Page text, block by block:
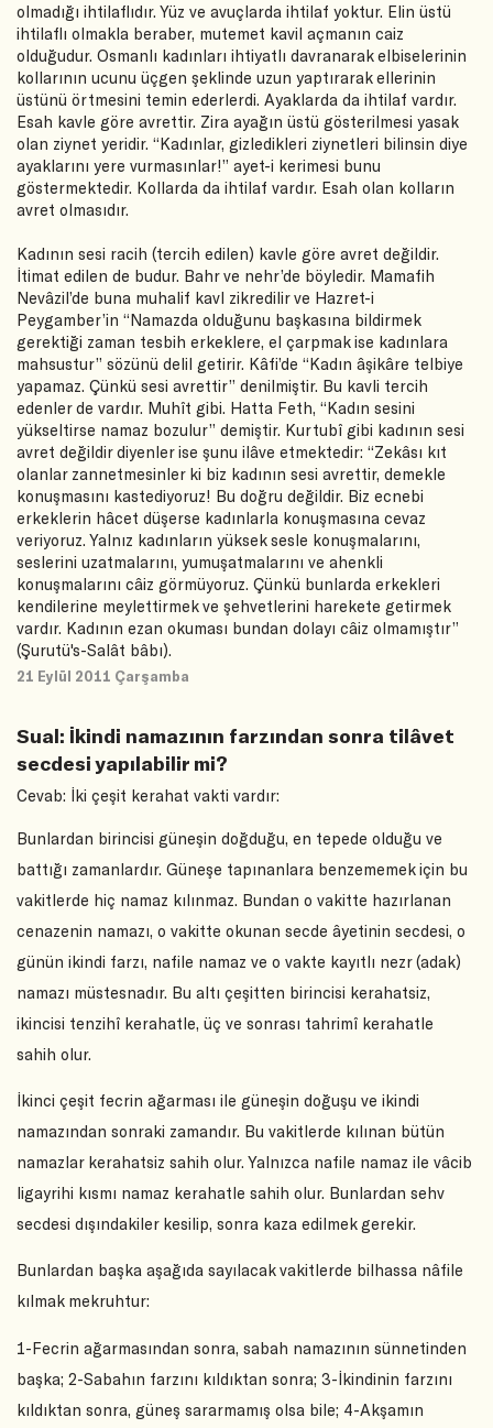
olmadığı ihtilaflıdır. Yüz ve avuçlarda ihtilaf yoktur. Elin üstü
ihtilaflı olmakla beraber, mutemet kavil açmanın caiz
olduğudur. Osmanlı kadınları ihtiyatlı davranarak elbiselerinin
kollarının ucunu üçgen şeklinde uzun yaptırarak ellerinin
üstünü örtmesini temin ederlerdi. Ayaklarda da ihtilaf vardır.
Esah kavle göre avrettir. Zira ayağın üstü gösterilmesi yasak
olan ziynet yeridir. “Kadınlar, gizledikleri ziynetleri bilinsin diye
ayaklarını yere vurmasınlar!” ayet-i kerimesi bunu
göstermektedir. Kollarda da ihtilaf vardır. Esah olan kolların
avret olmasıdır.
Kadının sesi racih (tercih edilen) kavle göre avret değildir.
İtimat edilen de budur. Bahr ve nehr’de böyledir. Mamafih
Nevâzil’de buna muhalif kavl zikredilir ve Hazret-i
Peygamber’in “Namazda olduğunu başkasına bildirmek
gerektiği zaman tesbih erkeklere, el çarpmak ise kadınlara
mahsustur” sözünü delil getirir. Kâfi’de “Kadın âşikâre telbiye
yapamaz. Çünkü sesi avrettir” denilmiştir. Bu kavli tercih
edenler de vardır. Muhît gibi. Hatta Feth, “Kadın sesini
yükseltirse namaz bozulur” demiştir. Kurtubî gibi kadının sesi
avret değildir diyenler ise şunu ilâve etmektedir: “Zekâsı kıt
olanlar zannetmesinler ki biz kadının sesi avrettir, demekle
konuşmasını kastediyoruz! Bu doğru değildir. Biz ecnebi
erkeklerin hâcet düşerse kadınlarla konuşmasına cevaz
veriyoruz. Yalnız kadınların yüksek sesle konuşmalarını,
seslerini uzatmalarını, yumuşatmalarını ve ahenkli
konuşmalarını câiz görmüyoruz. Çünkü bunlarda erkekleri
kendilerine meylettirmek ve şehvetlerini harekete getirmek
vardır. Kadının ezan okuması bundan dolayı câiz olmamıştır”
(Şurutü's-Salât bâbı).
21 Eylül 2011 Çarşamba
Sual: İkindi namazının farzından sonra tilâvet
secdesi yapılabilir mi?
Cevab: İki çeşit kerahat vakti vardır:
Bunlardan birincisi güneşin doğduğu, en tepede olduğu ve
battığı zamanlardır. Güneşe tapınanlara benzememek için bu
vakitlerde hiç namaz kılınmaz. Bundan o vakitte hazırlanan
cenazenin namazı, o vakitte okunan secde âyetinin secdesi, o
günün ikindi farzı, nafile namaz ve o vakte kayıtlı nezr (adak)
namazı müstesnadır. Bu altı çeşitten birincisi kerahatsiz,
ikincisi tenzihî kerahatle, üç ve sonrası tahrimî kerahatle
sahih olur.
İkinci çeşit fecrin ağarması ile güneşin doğuşu ve ikindi
namazından sonraki zamandır. Bu vakitlerde kılınan bütün
namazlar kerahatsiz sahih olur. Yalnızca nafile namaz ile vâcib
ligayrihi kısmı namaz kerahatle sahih olur. Bunlardan sehv
secdesi dışındakiler kesilip, sonra kaza edilmek gerekir.
Bunlardan başka aşağıda sayılacak vakitlerde bilhassa nâfile
kılmak mekruhtur:
1-Fecrin ağarmasından sonra, sabah namazının sünnetinden
başka; 2-Sabahın farzını kıldıktan sonra; 3-İkindinin farzını
kıldıktan sonra, güneş sararmamış olsa bile; 4-Akşamın